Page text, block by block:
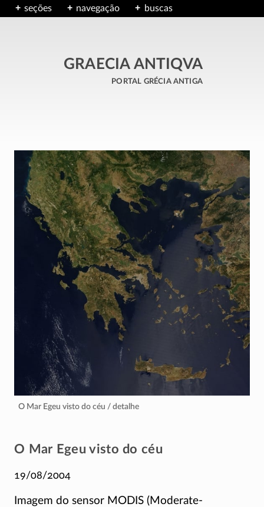
seções navegação buscas
GRAECIA ANTIQVA
portal grécia antiga
O Mar Egeu visto do céu / detalhe
O Mar Egeu visto do céu
19/08/2004
Imagem do sensor MODIS (Moderate-